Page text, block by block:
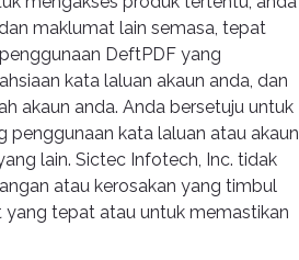
maklumat lain semasa, tepat
DeftPDF yang
kata laluan akaun anda, dan
akaun anda. Anda bersetuju untuk
penggunaan kata laluan atau akaun
lain. Sictec Infotech, Inc. tidak
atau kerosakan yang timbul
tepat atau untuk memastikan